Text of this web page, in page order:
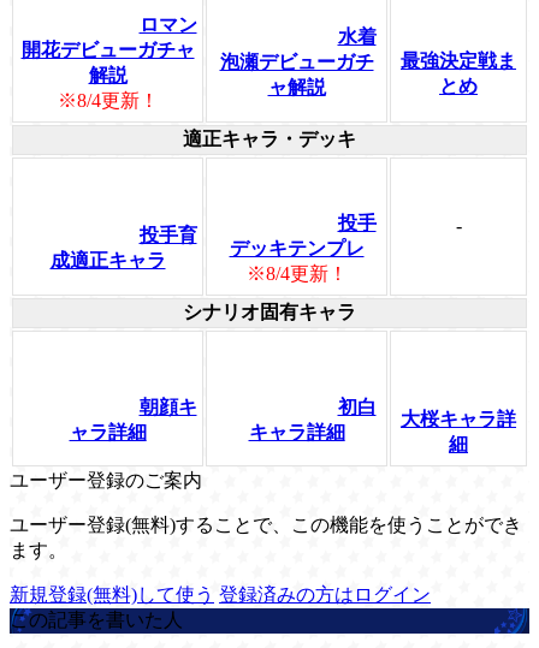
ロマン
開花デビューガチャ
解説
※8/4更新！
水着
泡瀬デビューガチ
ャ解説
最強決定戦ま
とめ
適正キャラ・デッキ
投手育
成適正キャラ
投手
デッキテンプレ
※8/4更新！
-
シナリオ固有キャラ
朝顔キ
ャラ詳細
初白
キャラ詳細
大桜キャラ詳
細
ユーザー登録のご案内
ユーザー登録(無料)することで、この機能を使うことができ
ます。
新規登録(無料)して使う 登録済みの方はログイン
この記事を書いた人